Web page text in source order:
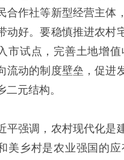
合作社等新型经营主体
动好。要稳慎推进农村
市试点，完善土地增
流动的制度壁垒，促进
二元结构。
强调，农村现代化是建
美乡村是农业强国的